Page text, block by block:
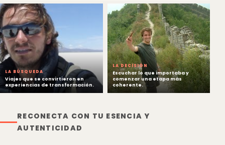
LA BÚSQUEDA
Viajes que se convirtieron en
experiencias de transformación.
LA DECISIÓN
Escuchar lo que importaba y
comenzar una etapa más
coherente.
RECONECTA CON TU ESENCIA Y
AUTENTICIDAD